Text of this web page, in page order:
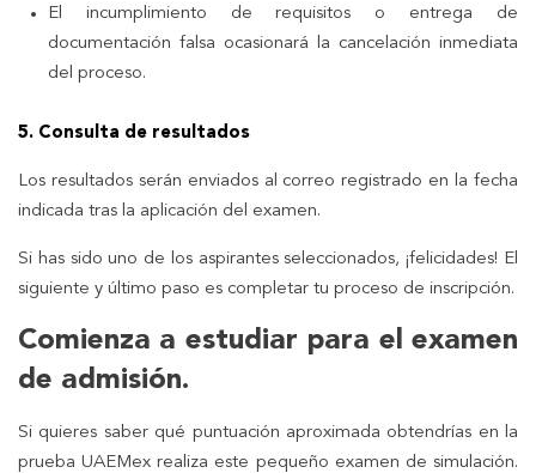
El incumplimiento de requisitos o entrega de
documentación falsa ocasionará la cancelación inmediata
del proceso.
5. Consulta de resultados
Los resultados serán enviados al correo registrado en la fecha
indicada tras la aplicación del examen.
Si has sido uno de los aspirantes seleccionados, ¡felicidades! El
siguiente y último paso es completar tu proceso de inscripción.
Comienza a estudiar para el examen
de admisión.
Si quieres saber qué puntuación aproximada obtendrías en la
prueba UAEMex realiza este pequeño examen de simulación.